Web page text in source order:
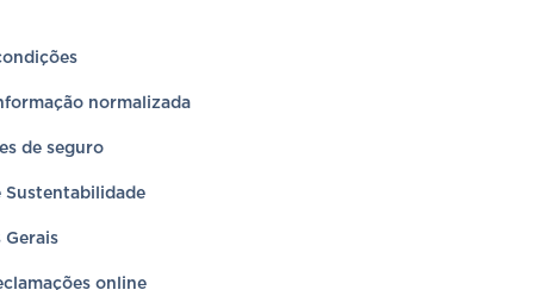
normalizada
de seguro
Sustentabilidade
Gerais
online